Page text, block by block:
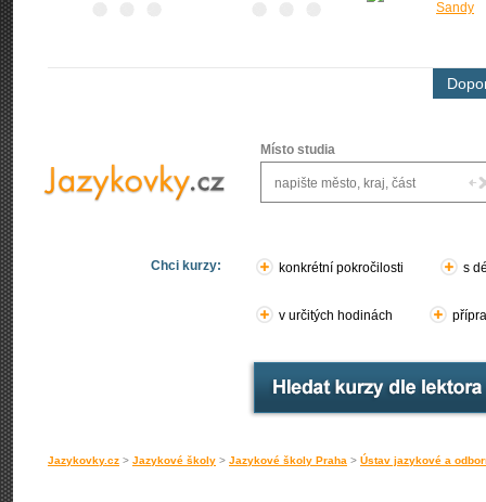
Místo studia
Chci kurzy: konkrétní pokročilosti s
v určitých hodinách
Jazykovky.cz > Jazykové školy > Jazykové školy Praha > Ústav jazykové a